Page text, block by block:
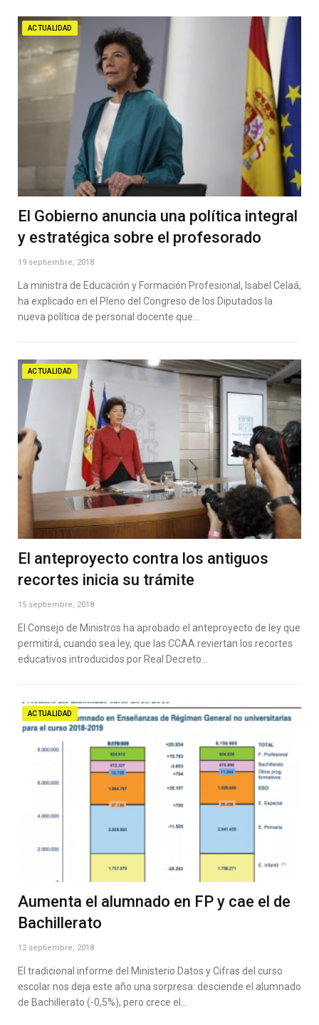
ACTUALIDAD
El Gobierno anuncia una política integral
y estratégica sobre el profesorado
19 septiembre, 2018
La ministra de Educación y Formación Profesional, Isabel Celaá,
ha explicado en el Pleno del Congreso de los Diputados la
nueva política de personal docente que…
ACTUALIDAD
El anteproyecto contra los antiguos
recortes inicia su trámite
15 septiembre, 2018
El Consejo de Ministros ha aprobado el anteproyecto de ley que
permitirá, cuando sea ley, que las CCAA reviertan los recortes
educativos introducidos por Real Decreto…
ACTUALIDAD
Aumenta el alumnado en FP y cae el de
Bachillerato
12 septiembre, 2018
El tradicional informe del Ministerio Datos y Cifras del curso
escolar nos deja este año una sorpresa: desciende el alumnado
de Bachillerato (-0,5%), pero crece el…